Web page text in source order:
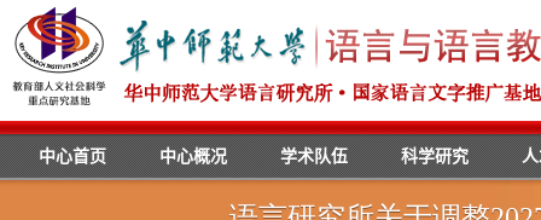
中心首页 中心概况 学术队伍 科学研究